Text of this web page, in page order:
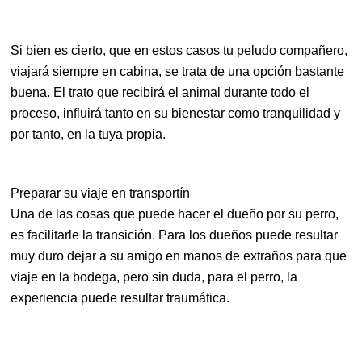
Si bien es cierto, que en estos casos tu peludo compañero,
viajará siempre en cabina, se trata de una opción bastante
buena. El trato que recibirá el animal durante todo el
proceso, influirá tanto en su bienestar como tranquilidad y
por tanto, en la tuya propia.
Preparar su viaje en transportín
Una de las cosas que puede hacer el dueño por su perro,
es facilitarle la transición. Para los dueños puede resultar
muy duro dejar a su amigo en manos de extraños para que
viaje en la bodega, pero sin duda, para el perro, la
experiencia puede resultar traumática.